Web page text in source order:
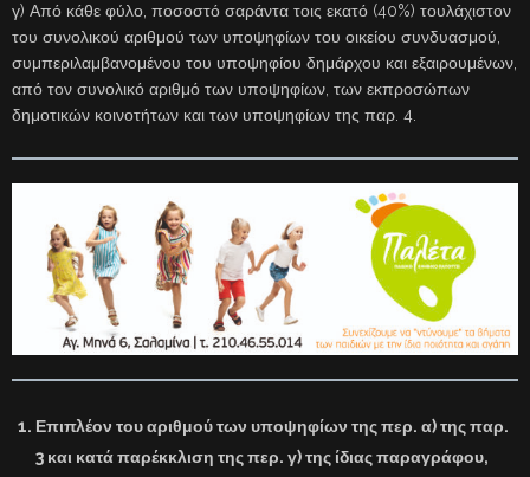
γ) Από κάθε φύλο, ποσοστό σαράντα τοις εκατό (40%) τουλάχιστον
του συνολικού αριθμού των υποψηφίων του οικείου συνδυασμού,
συμπεριλαμβανομένου του υποψηφίου δημάρχου και εξαιρουμένων,
από τον συνολικό αριθμό των υποψηφίων, των εκπροσώπων
δημοτικών κοινοτήτων και των υποψηφίων της παρ. 4.
Επιπλέον του αριθμού των υποψηφίων της περ. α) της παρ.
3 και κατά παρέκκλιση της περ. γ) της ίδιας παραγράφου,